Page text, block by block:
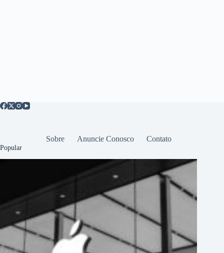
Sobre Anuncie Conosco Contato
Popular